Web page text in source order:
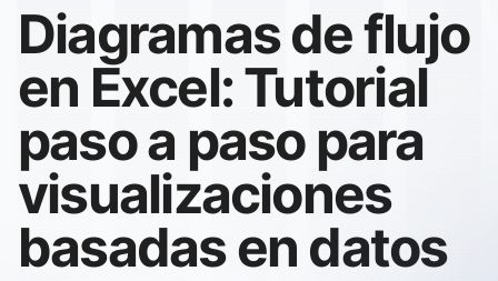
Diagramas de flujo
en Excel: Tutorial
paso a paso para
visualizaciones
basadas en datos